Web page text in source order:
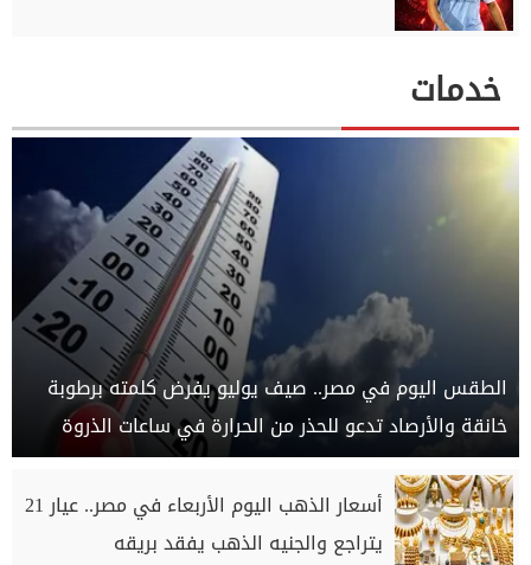
خدمات
الطقس اليوم في مصر.. صيف يوليو يفرض كلمته برطوبة
خانقة والأرصاد تدعو للحذر من الحرارة في ساعات الذروة
أسعار الذهب اليوم الأربعاء في مصر.. عيار 21
يتراجع والجنيه الذهب يفقد بريقه